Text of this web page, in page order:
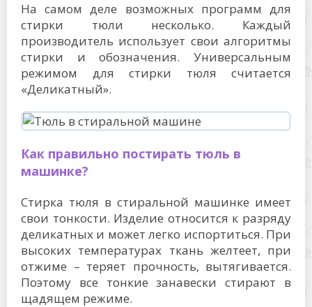
На самом деле возможных программ для
стирки тюли несколько. Каждый
производитель использует свои алгоритмы
стирки и обозначения. Универсальным
режимом для стирки тюля считается
«Деликатный».
Как правильно постирать тюль в
машинке?
Стирка тюля в стиральной машинке имеет
свои тонкости. Изделие относится к разряду
деликатных и может легко испортиться. При
высоких температурах ткань желтеет, при
отжиме – теряет прочность, вытягивается.
Поэтому все тонкие занавески стирают в
щадящем режиме.